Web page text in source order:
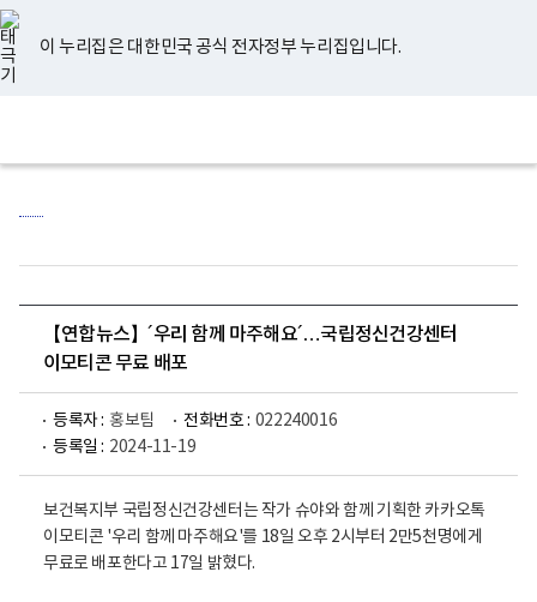
너
비
767px
이
하
이 누리집은 대한민국 공식 전자정부 누리집입니다.
지
검
메
홈
【연합뉴스】´우리 함께 마주해요´…국립정신건강센터
이모티콘 무료 배포
등록자 : 홍보팀 전화번호 : 022240016
등록일 : 2024-11-19
보건복지부 국립정신건강센터는 작가 슈야와 함께 기획한 카카오톡
이모티콘 '우리 함께 마주해요'를 18일 오후 2시부터 2만5천명에게
무료로 배포한다고 17일 밝혔다.
유
튜
브
페
이
스
북
인
스
타
그
램
블
로
그